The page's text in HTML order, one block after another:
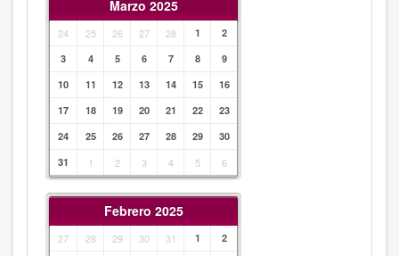
Marzo 2025
24 25 26 27 28 1
2
3
4 5 6 7 8
9
10
11 12 13 14 15
16
17
18 19 20 21 22
23
24
25 26 27 28 29
30
31
1 2 3 4 5 6
Febrero 2025
27 28 29 30 31 1
2